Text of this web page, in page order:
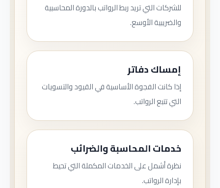
للشركات التي تريد ربط الرواتب بالدورة المحاسبية
والضريبية الأوسع.
إمساك دفاتر
إذا كانت الفجوة الأساسية في القيود والتسويات
التي تتبع الرواتب.
خدمات المحاسبة والضرائب
نظرة أشمل على الخدمات المكملة التي تحيط
بإدارة الرواتب.